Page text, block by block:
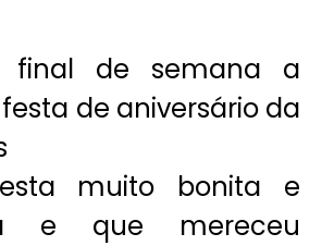
final de semana a
de aniversário da
muito bonita e
e que mereceu